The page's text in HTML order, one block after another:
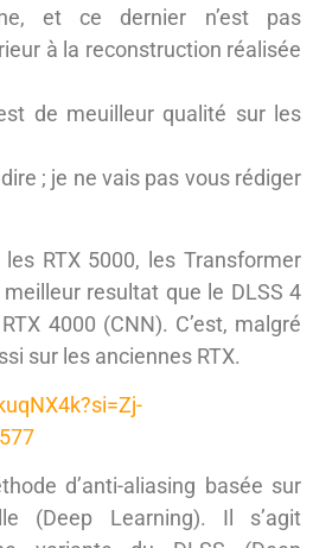
et ce dernier n’est pas
à la reconstruction réalisée
de meuilleur qualité sur les
; je ne vais pas vous rédiger
RTX 5000, les Transformer
resultat que le DLSS 4
4000 (CNN). C’est, malgré
sur les anciennes RTX.
d’anti-aliasing basée sur
(Deep Learning). Il s’agit